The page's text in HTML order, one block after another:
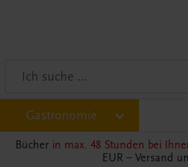
Gastronomie
Bücher in max. 48 Stunden bei
EUR – Versand